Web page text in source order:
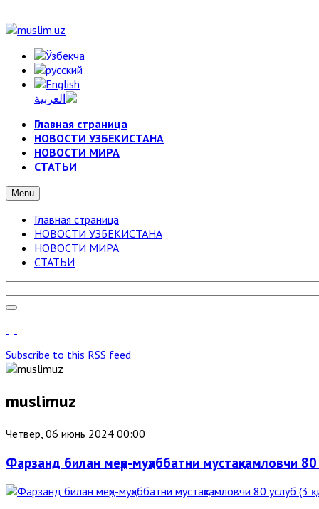
Главная страница
НОВОСТИ УЗБЕКИСТАНА
НОВОСТИ МИРА
СТАТЬИ
Menu
Главная страница
НОВОСТИ УЗБЕКИСТАНА
НОВОСТИ МИРА
СТАТЬИ
Subscribe to this RSS feed
muslimuz
Четвер, 06 июнь 2024 00:00
Фарзанд билан меҳр-муҳаббатни мустаҳкамловчи